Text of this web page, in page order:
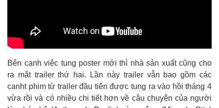
Bên cạnh việc tung poster mới thì nhà sản xuất cũng cho
ra mắt trailer thứ hai. Lần này trailer vẫn bao gồm các
canht phim từ trailer đầu tiên được tung ra vào hồi tháng 4
vừa rồi và có nhiều chi tiết hơn về câu chuyện của người